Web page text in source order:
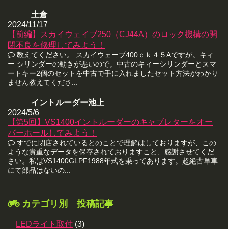
土倉
2024/11/17
【前編】スカイウェイブ250（CJ44A）のロック機構の開
閉不良を修理してみよう！
教えてください。 スカイウェーブ400ｃｋ４５Aですが。キィ
ー シリンダーの動きが悪いので。中古のキィーシリンダーとスマ
ートキー2個のセットを中古で手に入れましたセット方法がわかり
ません教えてくださ...
イントルーダー池上
2024/5/6
【第5回】VS1400イントルーダーのキャブレターをオー
バーホールしてみよう！
すでに閉店されているとのことで理解はしておりますが、この
ような貴重なデータを保存されておりますこと、感謝させてくだ
さい。私はVS1400GLPF1988年式を乗ってあります。超絶古単車
にて部品はないの...
カテゴリ別 投稿記事
LEDライト取付 (3)